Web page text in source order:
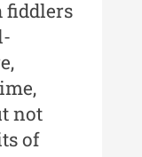
și
a
fiddlers
not
of